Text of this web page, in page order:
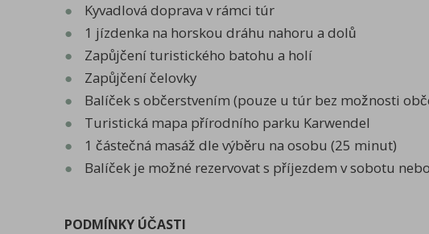
Kyvadlová doprava v rámci túr
1 jízdenka na horskou dráhu nahoru a dolů
Zapůjčení turistického batohu a holí
Zapůjčení čelovky
Balíček s občerstvením (pouze u túr bez možnosti
Turistická mapa přírodního parku Karwendel
1 částečná masáž dle výběru na osobu (25 minut)
Balíček je možné rezervovat s příjezdem v sobotu
PODMÍNKY ÚČASTI